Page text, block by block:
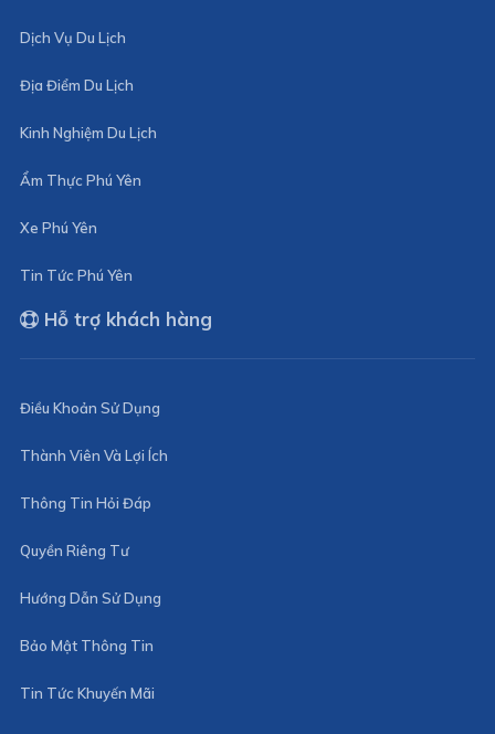
Dịch Vụ Du Lịch
Địa Điểm Du Lịch
Kinh Nghiệm Du Lịch
Ẩm Thực Phú Yên
Xe Phú Yên
Tin Tức Phú Yên
Hỗ trợ khách hàng
Điều Khoản Sử Dụng
Thành Viên Và Lợi Ích
Thông Tin Hỏi Đáp
Quyền Riêng Tư
Hướng Dẫn Sử Dụng
Bảo Mật Thông Tin
Tin Tức Khuyến Mãi